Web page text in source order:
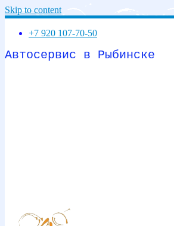
Skip to content
+7 920 107-70-50
Автосервис в Рыбинске